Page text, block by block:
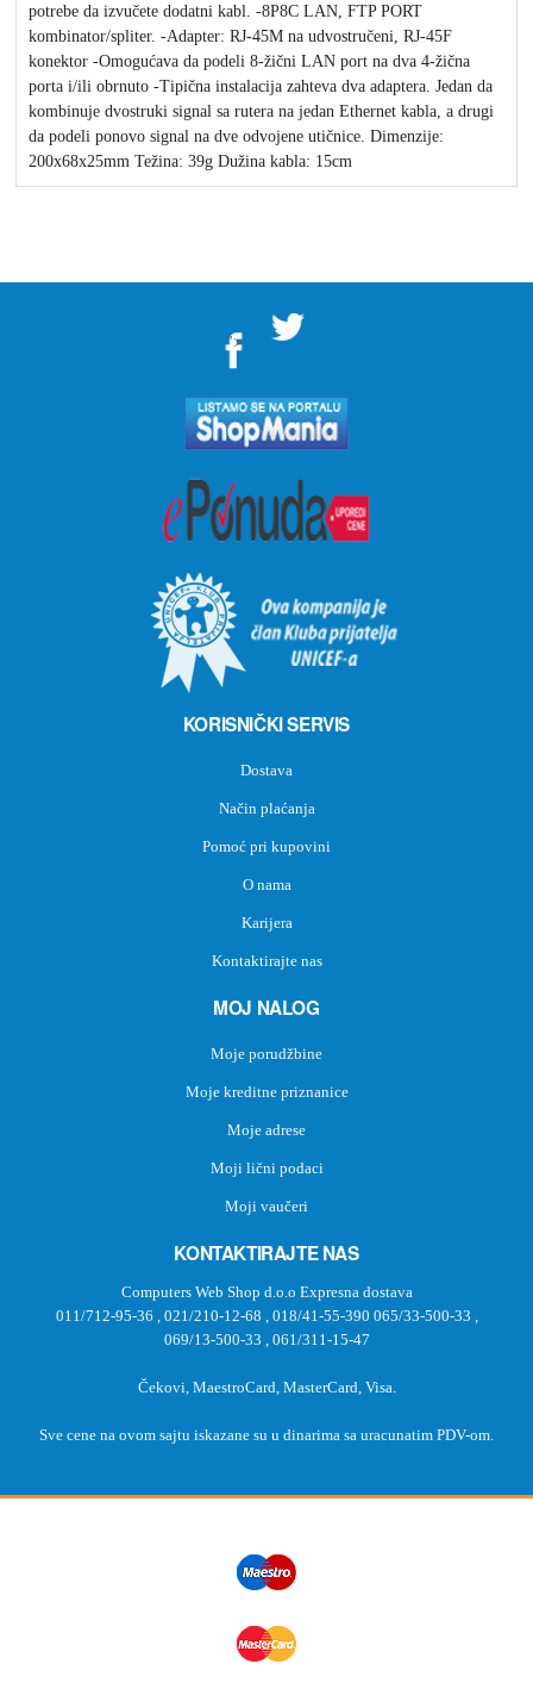
potrebe da izvučete dodatni kabl. -8P8C LAN, FTP PORT
kombinator/spliter. -Adapter: RJ-45M na udvostručeni, RJ-45F
konektor -Omogućava da podeli 8-žični LAN port na dva 4-žična
porta i/ili obrnuto -Tipična instalacija zahteva dva adaptera. Jedan da
kombinuje dvostruki signal sa rutera na jedan Ethernet kabla, a drugi
da podeli ponovo signal na dve odvojene utičnice. Dimenzije:
200x68x25mm Težina: 39g Dužina kabla: 15cm
">
KORISNIČKI SERVIS
Dostava
Način plaćanja
Pomoć pri kupovini
O nama
Karijera
Kontaktirajte nas
MOJ NALOG
Moje porudžbine
Moje kreditne priznanice
Moje adrese
Moji lični podaci
Moji vaučeri
KONTAKTIRAJTE NAS
Computers Web Shop d.o.o Expresna dostava
011/712-95-36
021/210-12-68 018/41-55-390 065/33-500-33
069/13-500-33
061/311-15-47
Čekovi, MaestroCard, MasterCard, Visa.
Sve cene na ovom sajtu iskazane su u dinarima sa uracunatim PDV-om.